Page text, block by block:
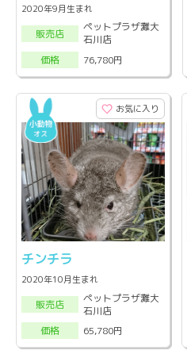
2020年9月生まれ
販売店
ペットプラザ灘大
石川店
価格
76,780円
お気に入り
チンチラ
2020年10月生まれ
販売店
ペットプラザ灘大
石川店
価格
65,780円